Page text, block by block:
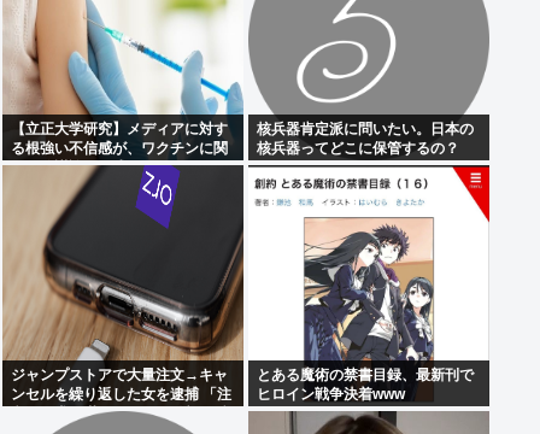
【立正大学研究】メディアに対す
る根強い不信感が、ワクチンに関
する陰謀論の形成につながってい
核兵器肯定派に問いたい。日本の
核兵器ってどこに保管するの？
ジャンプストアで大量注文→キャ
ンセルを繰り返した女を逮捕 「注
文で欲求が満たされた」総額43億
とある魔術の禁書目録、最新刊で
ヒロイン戦争決着www